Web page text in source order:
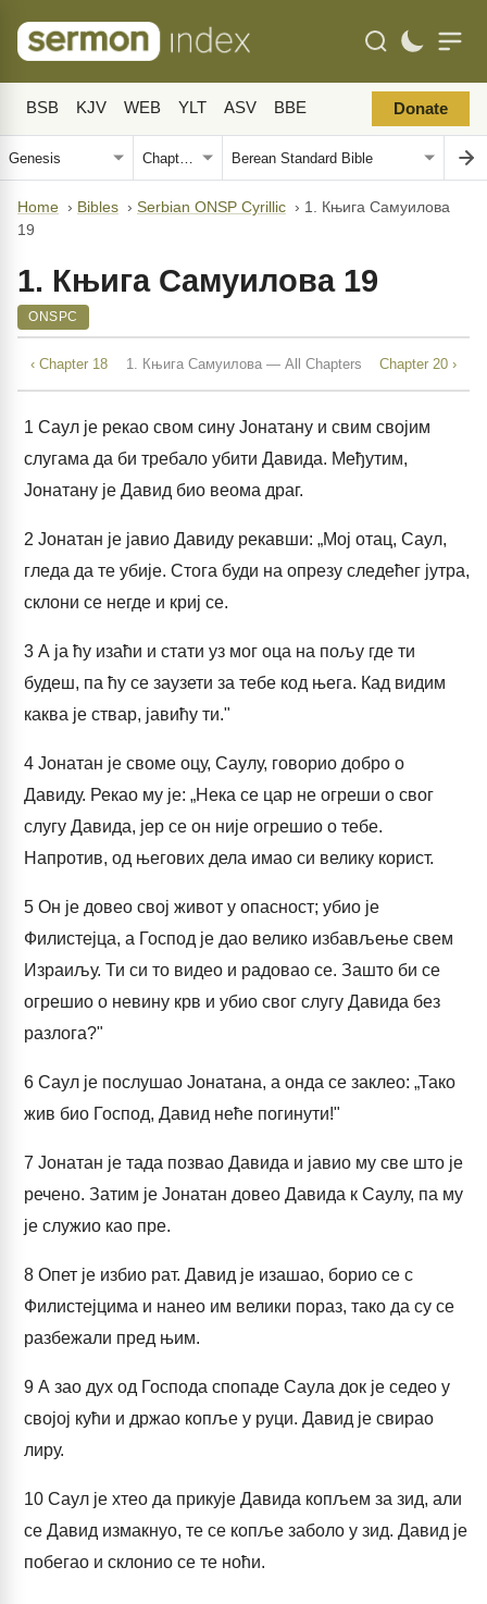
BSB KJV WEB YLT ASV BBE Donate
Home › Bibles › Serbian ONSP Cyrillic › 1. Књига Самуилова
19
1. Књига Самуилова 19
ONSPC
‹ Chapter 18 1. Књига Самуилова — All Chapters Chapter 20 ›
1 Саул је рекао свом сину Јонатану и свим својим
слугама да би требало убити Давида. Међутим,
Јонатану је Давид био веома драг.
2 Јонатан је јавио Давиду рекавши: „Мој отац, Саул,
гледа да те убије. Стога буди на опрезу следећег јутра,
склони се негде и криј се.
3 А ја ћу изаћи и стати уз мог оца на пољу где ти
будеш, па ћу се заузети за тебе код њега. Кад видим
каква је ствар, јавићу ти."
4 Јонатан је своме оцу, Саулу, говорио добро о
Давиду. Рекао му је: „Нека се цар не огреши о свог
слугу Давида, јер се он није огрешио о тебе.
Напротив, од његових дела имао си велику корист.
5 Он је довео свој живот у опасност; убио је
Филистејца, а Господ је дао велико избављење свем
Израиљу. Ти си то видео и радовао се. Зашто би се
огрешио о невину крв и убио свог слугу Давида без
разлога?"
6 Саул је послушао Јонатана, а онда се заклео: „Тако
жив био Господ, Давид неће погинути!"
7 Јонатан је тада позвао Давида и јавио му све што је
речено. Затим је Јонатан довео Давида к Саулу, па му
је служио као пре.
8 Опет је избио рат. Давид је изашао, борио се с
Филистејцима и нанео им велики пораз, тако да су се
разбежали пред њим.
9 А зао дух од Господа спопаде Саула док је седео у
својој кући и држао копље у руци. Давид је свирао
лиру.
10 Саул је хтео да прикује Давида копљем за зид, али
се Давид измакнуо, те се копље заболо у зид. Давид је
побегао и склонио се те ноћи.